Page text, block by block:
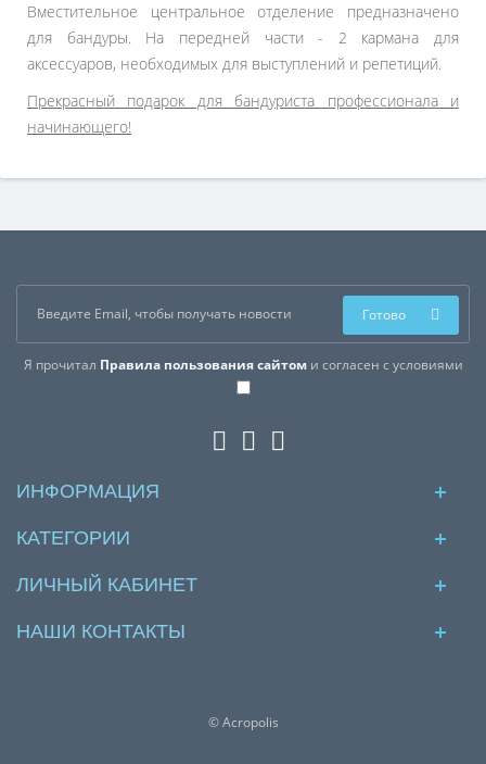
Вместительное центральное отделение предназначено
для бандуры. На передней части - 2 кармана для
аксессуаров, необходимых для выступлений и репетиций.
Прекрасный подарок для бандуриста профессионала и
начинающего!
Я прочитал Правила пользования сайтоми согласен с условиями
Готово
ИНФОРМАЦИЯ
КАТЕГОРИИ
ЛИЧНЫЙ КАБИНЕТ
НАШИ КОНТАКТЫ
© Acropolis